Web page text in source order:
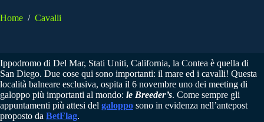
Home / Cavalli
Ippodromo di Del Mar, Stati Uniti, California, la Contea è quella di
San Diego. Due cose qui sono importanti: il mare ed i cavalli! Questa
località balneare esclusiva, ospita il 6 novembre uno dei meeting di
galoppo più importanti al mondo: le Breeder’s. Come sempre gli
appuntamenti più attesi del galoppo sono in evidenza nell’antepost
proposto da BetFlag.